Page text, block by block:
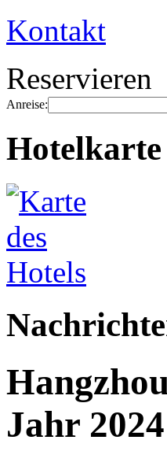
Kontakt
Reservieren
Anreise:
Hotelkarte
Jahr